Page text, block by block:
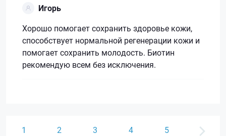
Игорь
Хорошо помогает сохранить здоровье кожи,
способствует нормальной регенерации кожи и
помогает сохранить молодость. Биотин
рекомендую всем без исключения.
1 2 3 4 5